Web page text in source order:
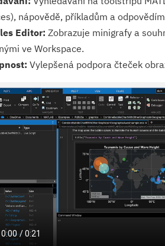
nápovědě, příkladům a
Editor: Zobrazuje minigrafy a
ve Workspace.
Vylepšená podpora čteček